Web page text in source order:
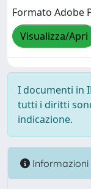
Formato Adobe
Visualizza/Apri
I documenti in
tutti i diritti
indicazione.
Informazioni